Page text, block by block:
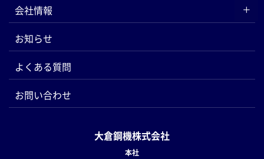
会社情報
お知らせ
よくある質問
お問い合わせ
大倉鋼機株式会社
本社